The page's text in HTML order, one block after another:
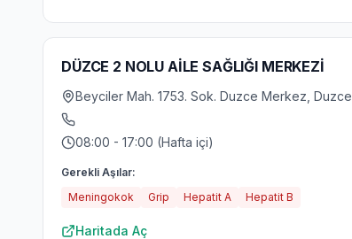
DÜZCE 2 NOLU AİLE SAĞLIĞI MERKEZİ
Beyciler Mah. 1753. Sok. Duzce Merkez, Duzce
08:00 - 17:00 (Hafta içi)
Gerekli Aşılar:
Meningokok
Grip Hepatit A Hepatit B
Haritada Aç